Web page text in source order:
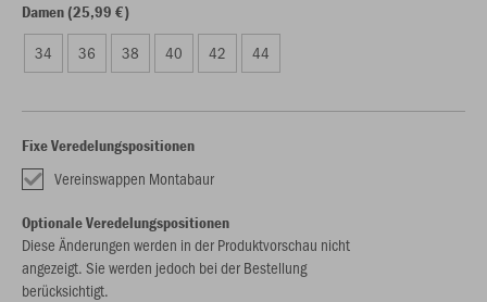
Damen (25,99 €)
34 36 38 40 42 44
Fixe Veredelungspositionen
Vereinswappen Montabaur
Optionale Veredelungspositionen
Diese Änderungen werden in der Produktvorschau nicht
angezeigt. Sie werden jedoch bei der Bestellung
berücksichtigt.